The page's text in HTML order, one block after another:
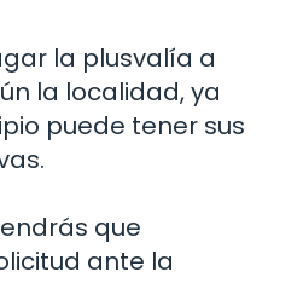
la plusvalía a
la localidad, ya
puede tener sus
que
ante la